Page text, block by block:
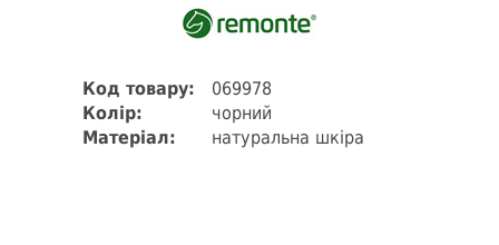
Код товару:
069978
Колір:
чорний
Матеріал:
натуральна шкіра